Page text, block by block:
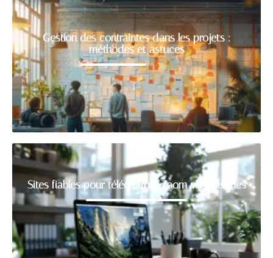
Gestion des contraintes dans les projets :
méthodes et astuces
Sites fiables pour télécharger Zoom sans risques